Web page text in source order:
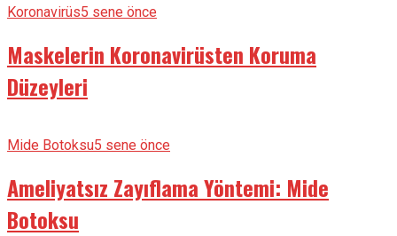
Koronavirüs5 sene önce
Maskelerin Koronavirüsten Koruma
Düzeyleri
Mide Botoksu5 sene önce
Ameliyatsız Zayıflama Yöntemi: Mide
Botoksu